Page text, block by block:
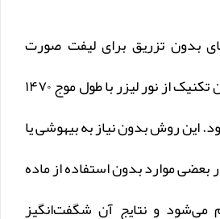
بدون تزریق برای لیفت صورت
اندولیفت است. در این تکنیک از نور لیزر با طول موج ۱۴۷۰
این روش بدون نیاز به بیهوشی یا
بعضی موارد بدون استفاده از ماده
می‌شود و نتایج آن شگفت‌انگیز